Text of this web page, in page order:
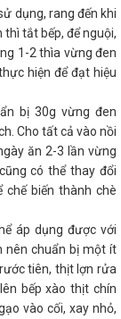
dụng, rang đến khi
tắt bếp, để nguội,
1-2 thìa vừng đen
hiện để đạt hiệu
bị 30g vừng đen
Cho tất cả vào nồi
ăn 2-3 lần vừng
có thể thay đổi
biến thành chè
áp dụng được với
nên chuẩn bị một ít
tiên, thịt lợn rửa
bếp xào thịt chín
vào cối, xay nhỏ,